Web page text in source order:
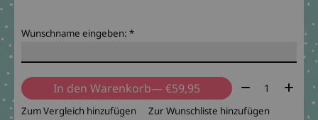
Wunschname eingeben: *
In den Warenkorb — €59,95 Menge:
Zum Vergleich hinzufügen Zur Wunschliste hinzufügen